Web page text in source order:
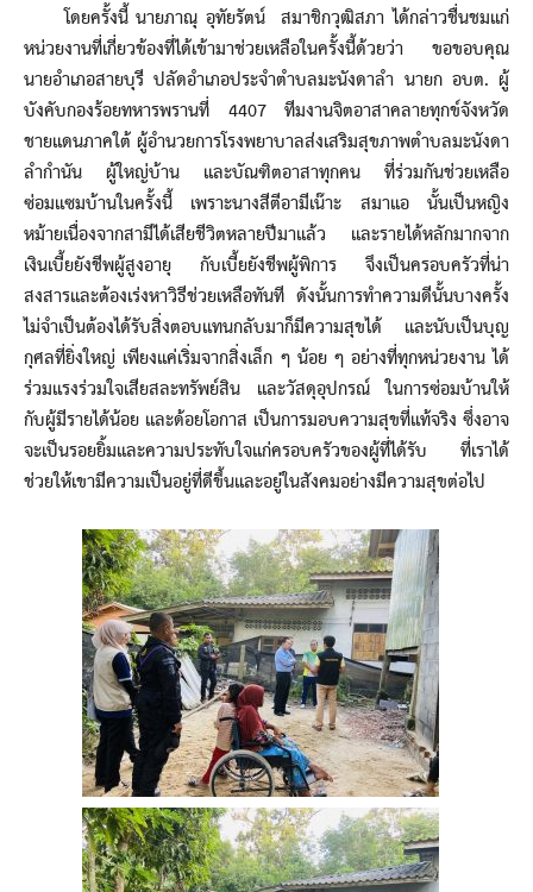
โดยครั้งนี้ นายภาณุ อุทัยรัตน์ สมาชิกวุฒิสภา ได้กล่าวชื่นชมแก่
หน่วยงานที่เกี่ยวข้องที่ได้เข้ามาช่วยเหลือในครั้งนี้ด้วยว่า ขอขอบคุณ
นายอำเภอสายบุรี ปลัดอำเภอประจำตำบลมะนังดาลำ นายก อบต. ผู้
บังคับกองร้อยทหารพรานที่ 4407 ทีมงานจิตอาสาคลายทุกข์จังหวัด
ชายแดนภาคใต้ ผู้อำนวยการโรงพยาบาลส่งเสริมสุขภาพตำบลมะนังดา
ลำกำนัน ผู้ใหญ่บ้าน และบัณฑิตอาสาทุกคน ที่ร่วมกันช่วยเหลือ
ซ่อมแซมบ้านในครั้งนี้ เพราะนางสีตีอามีเน๊าะ สมาแอ นั้นเป็นหญิง
หม้ายเนื่องจากสามีได้เสียชีวิตหลายปีมาแล้ว และรายได้หลักมากจาก
เงินเบี้ยยังชีพผู้สูงอายุ กับเบี้ยยังชีพผู้พิการ จึงเป็นครอบครัวที่น่า
สงสารและต้องเร่งหาวิธีช่วยเหลือทันที ดังนั้นการทำความดีนั้นบางครั้ง
ไม่จำเป็นต้องได้รับสิ่งตอบแทนกลับมาก็มีความสุขได้ และนับเป็นบุญ
กุศลที่ยิ่งใหญ่ เพียงแค่เริ่มจากสิ่งเล็ก ๆ น้อย ๆ อย่างที่ทุกหน่วยงาน ได้
ร่วมแรงร่วมใจเสียสละทรัพย์สิน และวัสดุอุปกรณ์ ในการซ่อมบ้านให้
กับผู้มีรายได้น้อย และด้อยโอกาส เป็นการมอบความสุขที่แท้จริง ซึ่งอาจ
จะเป็นรอยยิ้มและความประทับใจแก่ครอบครัวของผู้ที่ได้รับ ที่เราได้
ช่วยให้เขามีความเป็นอยู่ที่ดีขึ้นและอยู่ในสังคมอย่างมีความสุขต่อไป